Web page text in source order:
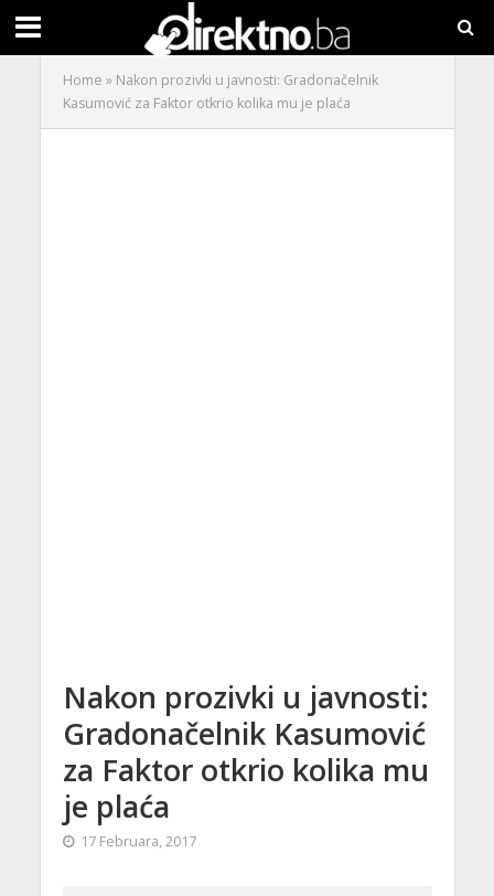
Home » Nakon prozivki u javnosti: Gradonačelnik
Kasumović za Faktor otkrio kolika mu je plaća
Nakon prozivki u javnosti:
Gradonačelnik Kasumović
za Faktor otkrio kolika mu
je plaća
17 Februara, 2017